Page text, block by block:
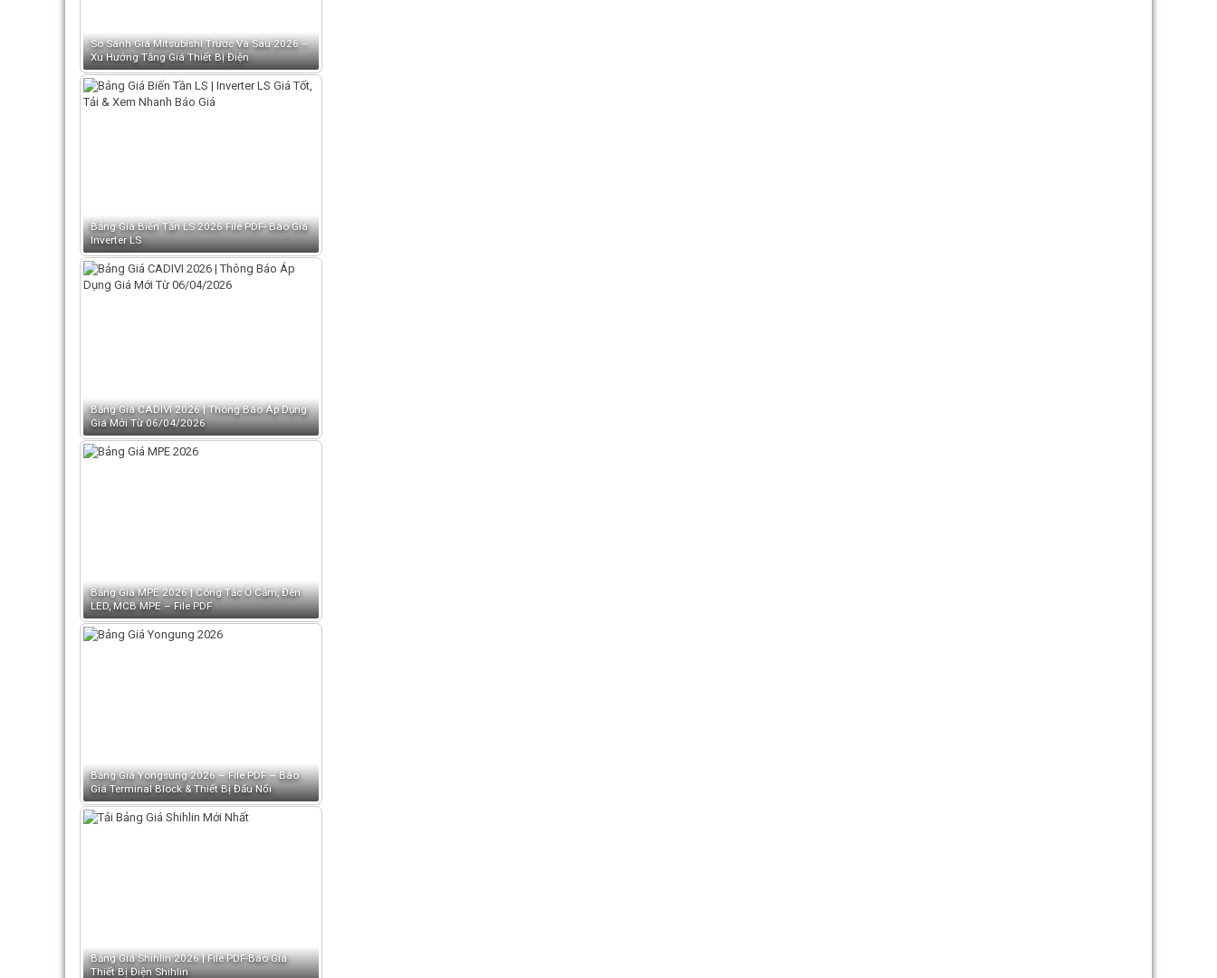
So Sánh Giá Mitsubishi Trước Và Sau 2026 –
Xu Hướng Tăng Giá Thiết Bị Điện
Bảng Giá Biến Tần LS 2026 File PDF- Báo Giá
Inverter LS
Bảng Giá CADIVI 2026 | Thông Báo Áp Dụng
Giá Mới Từ 06/04/2026
Bảng Giá MPE 2026 | Công Tắc Ổ Cắm, Đèn
LED, MCB MPE – File PDF
Bảng Giá Yongsung 2026 – File PDF – Báo
Giá Terminal Block & Thiết Bị Đấu Nối
Bảng Giá Shihlin 2026 | File PDF-Báo Giá
Thiết Bị Điện Shihlin